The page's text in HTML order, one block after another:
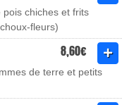
chiches et frits
fleurs)
8,60€
de terre et petits